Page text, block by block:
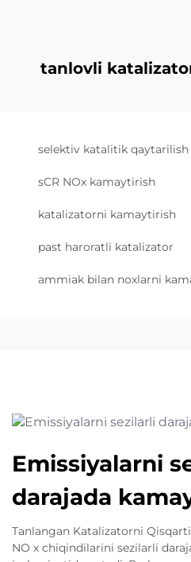
tanlovli
selektiv katalitik
sCR NOx kamaytirish
katalizatorni kamaytirish
past haroratli katalizator
ammiak bilan noxlarni
Emissiyalarni
darajada
Tanlangan Katalizatorni
NO x chiqindilarini sezilarli